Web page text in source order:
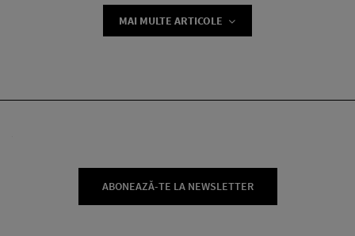
MAI MULTE ARTICOLE
ABONEAZĂ-TE LA NEWSLETTER